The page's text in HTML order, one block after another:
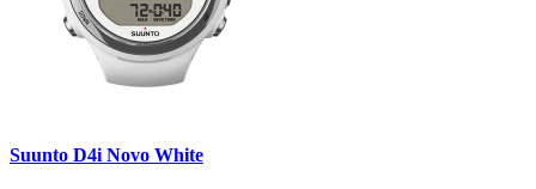
Suunto D4i Novo White